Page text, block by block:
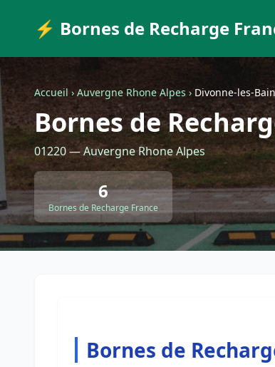
⚡ Bornes de Recharge
Accueil › Auvergne Rhone Alpes › Divonne-les-
Bornes de
01220 — Auvergne Rhone Alpes
6
Bornes de Recharge France
Bornes de